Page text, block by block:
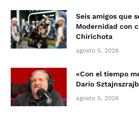
Seis amigos que
Modernidad con
Chirichota
agosto 5, 2026
«Con el tiempo
Darío
agosto 5, 2026